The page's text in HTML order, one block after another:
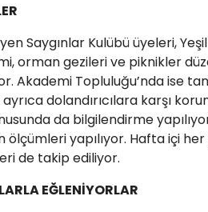
Saygınlar Kulübü üyeleri,
orman gezileri ve piknikler
Topluluğu’nda ise
dolandırıcılara karşı
da bilgilendirme
ölçümleri yapılıyor. Hafta içi
de takip ediliyor.
EĞLENİYORLAR